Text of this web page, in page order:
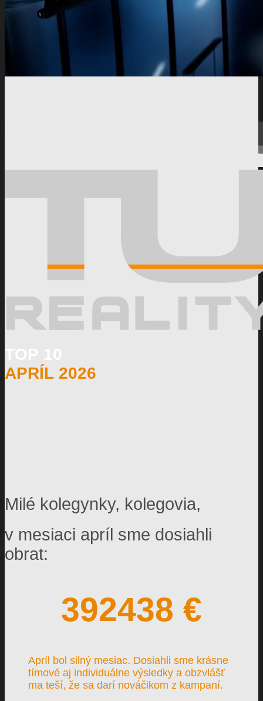
APRÍL 2026
Milé kolegynky, kolegovia,
v mesiaci apríl sme dosiahli
obrat:
392438 €
Apríl bol silný mesiac. Dosiahli sme krásne
tímové aj individuálne výsledky a obzvlášť
ma teší, že sa darí nováčikom z kampaní.